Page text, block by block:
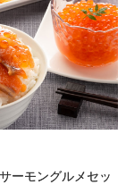
ーモングルメセッ